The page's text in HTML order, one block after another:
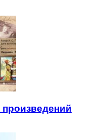
произведений